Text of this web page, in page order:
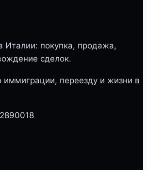
Италии: покупка, продажа,
сделок.
иммиграции, переезду и жизни в